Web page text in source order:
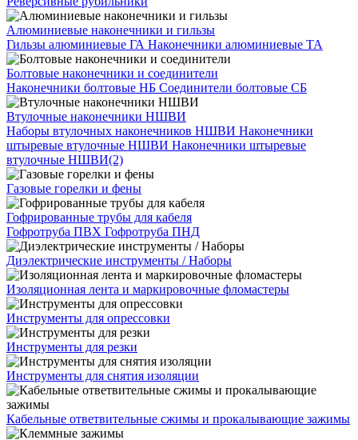
Алюминиевые наконечники и гильзы
Гильзы алюминиевые ГА Наконечники алюминиевые ТА
Болтовые наконечники и соединители
Наконечники болтовые НБ Соединители болтовые СБ
Втулочные наконечники НШВИ
Наборы втулочных наконечников НШВИ Наконечники
штыревые втулочные НШВИ Наконечники штыревые
втулочные НШВИ(2)
Газовые горелки и фены
Гофрированные трубы для кабеля
Гофротруба ПВХ Гофротруба ПНД
Диэлектрические инструменты / Наборы
Изоляционная лента и маркировочные фломастеры
Инструменты для опрессовки
Инструменты для резки
Инструменты для снятия изоляции
Кабельные ответвительные сжимы и прокалывающие зажимы